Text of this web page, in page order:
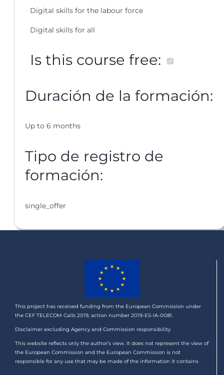
Digital skills for the labour force
Digital skills for all
Is this course free:
Duración de la formación:
Up to 6 months
Tipo de registro de
formación:
single_offer
This project has received funding from the European Commission under
the CEF TELECOM Calls 2019, action number 2019-ES-IA-0081.
Disclaimer excluding Agency and Commission responsibility
This website reflects only the author’s view. It does not represent the view of
the European Commission and the European Commission is not
responsible for any use that may be made of the information it contains